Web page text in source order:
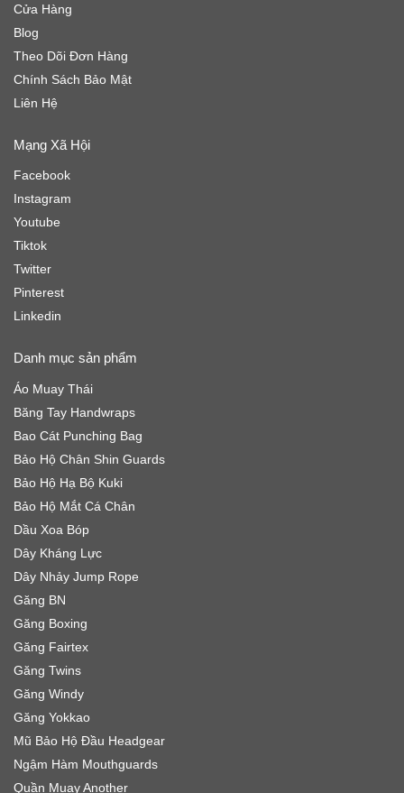
Cửa Hàng
Blog
Theo Dõi Đơn Hàng
Chính Sách Bảo Mật
Liên Hệ
Mạng Xã Hội
Facebook
Instagram
Youtube
Tiktok
Twitter
Pinterest
Linkedin
Danh mục sản phẩm
Áo Muay Thái
Băng Tay Handwraps
Bao Cát Punching Bag
Bảo Hộ Chân Shin Guards
Bảo Hộ Hạ Bộ Kuki
Bảo Hộ Mắt Cá Chân
Dầu Xoa Bóp
Dây Kháng Lực
Dây Nhảy Jump Rope
Găng BN
Găng Boxing
Găng Fairtex
Găng Twins
Găng Windy
Găng Yokkao
Mũ Bảo Hộ Đầu Headgear
Ngậm Hàm Mouthguards
Quần Muay Another